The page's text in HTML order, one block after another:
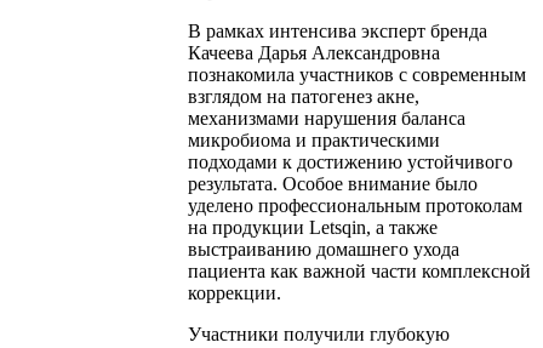
В рамках интенсива эксперт бренда
Качеева Дарья Александровна
познакомила участников с современным
взглядом на патогенез акне,
механизмами нарушения баланса
микробиома и практическими
подходами к достижению устойчивого
результата. Особое внимание было
уделено профессиональным протоколам
на продукции Letsqin, а также
выстраиванию домашнего ухода
пациента как важной части комплексной
коррекции.
Участники получили глубокую